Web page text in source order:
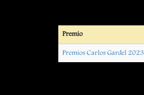
Premio
Premios Carlos Gardel 2023